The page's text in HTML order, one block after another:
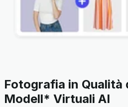
Fotografia in Qualità
Modell* Virtuali AI